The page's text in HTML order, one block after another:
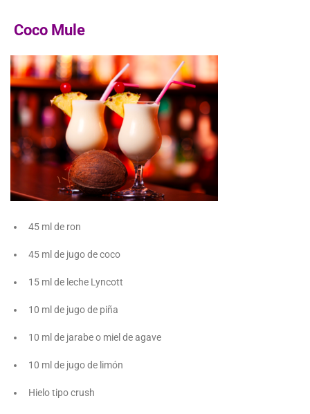
Coco Mule
45 ml de ron
45 ml de jugo de coco
15 ml de leche Lyncott
10 ml de jugo de piña
10 ml de jarabe o miel de agave
10 ml de jugo de limón
Hielo tipo crush